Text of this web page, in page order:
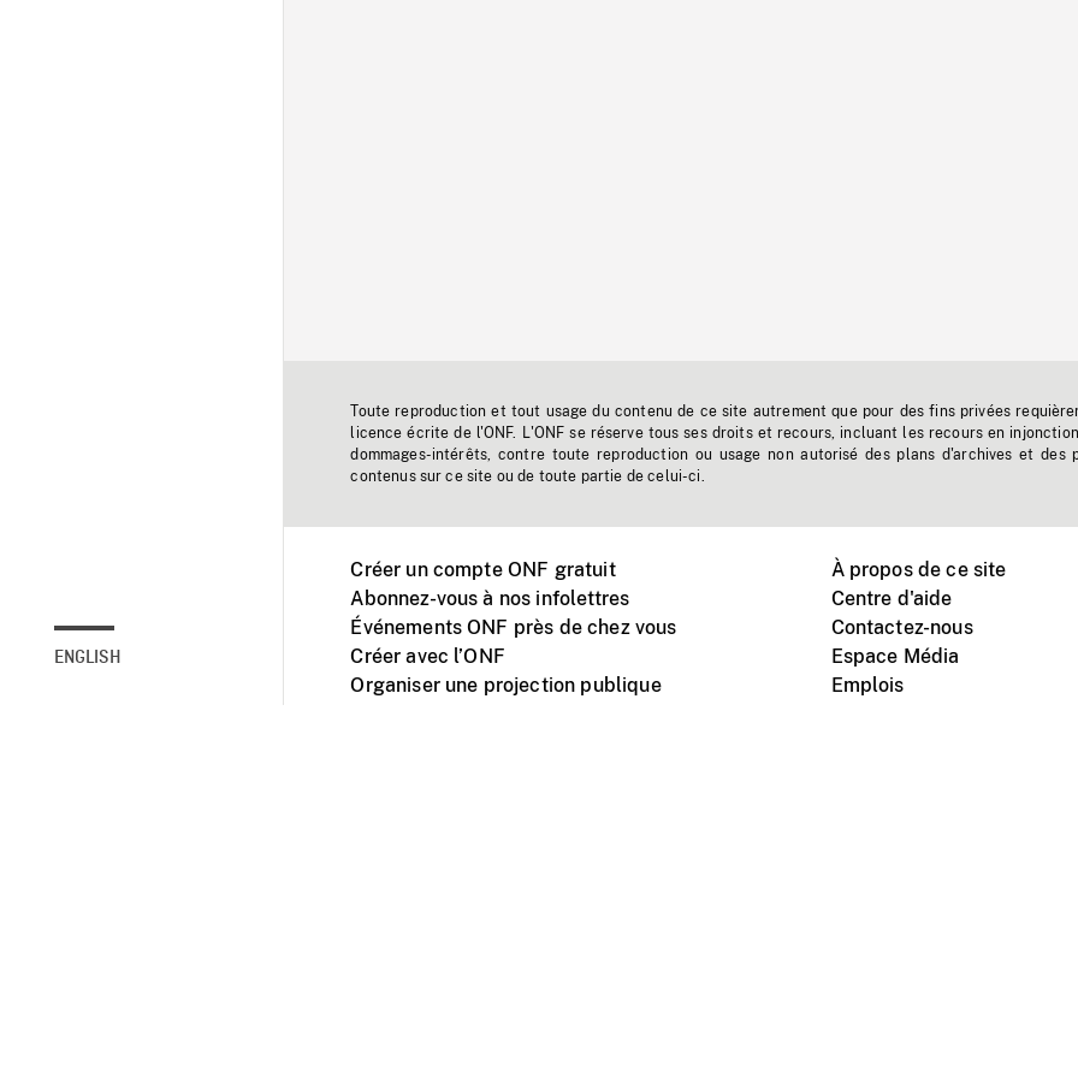
ENGLISH
Toute reproduction et tout usage du contenu de ce site autrement que pour des fins privées
licence écrite de l'ONF. L'ONF se réserve tous ses droits et recours, incluant les recours en
dommages-intérêts, contre toute reproduction ou usage non autorisé des plans d'archives et des
contenus sur ce site ou de toute partie de celui-ci.
Créer un compte ONF gratuit
Abonnez-vous à nos infolettres
Événements ONF près de chez vous
Créer avec l’ONF
Organiser une projection publique
À propos de ce site
Centre d'aide
Contactez-nous
Espace Média
Emplois